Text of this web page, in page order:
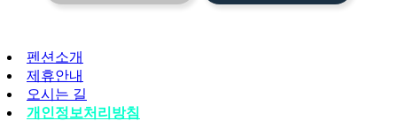
펜션소개
제휴안내
오시는 길
개인정보처리방침